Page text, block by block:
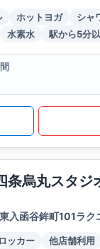
ホットヨガ シャ
水素水 駅から5分
条烏丸スタジ
入函谷鉾町101ラク
ロッカー 他店舗利用